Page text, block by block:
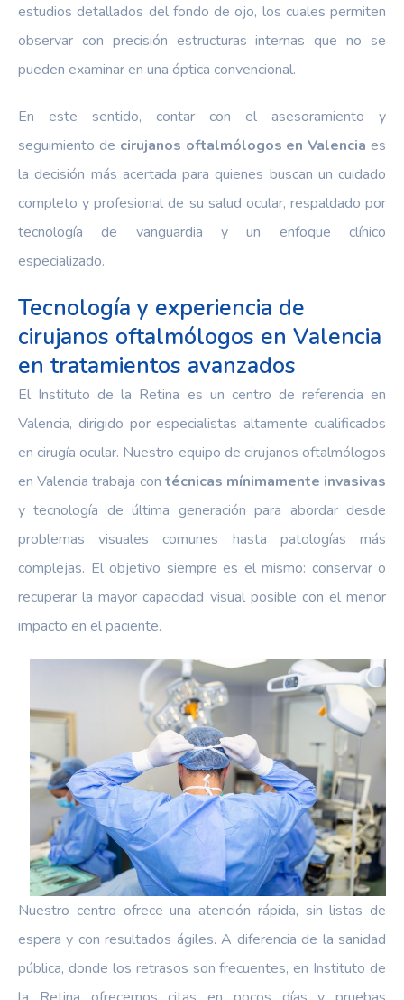
estudios detallados del fondo de ojo, los cuales permiten
observar con precisión estructuras internas que no se
pueden examinar en una óptica convencional.
En este sentido, contar con el asesoramiento y
seguimiento de cirujanos oftalmólogos en Valencia es
la decisión más acertada para quienes buscan un cuidado
completo y profesional de su salud ocular, respaldado por
tecnología de vanguardia y un enfoque clínico
especializado.
Tecnología y experiencia de
cirujanos oftalmólogos en Valencia
en tratamientos avanzados
El Instituto de la Retina es un centro de referencia en
Valencia, dirigido por especialistas altamente cualificados
en cirugía ocular. Nuestro equipo de cirujanos oftalmólogos
en Valencia trabaja con técnicas mínimamente invasivas
y tecnología de última generación para abordar desde
problemas visuales comunes hasta patologías más
complejas. El objetivo siempre es el mismo: conservar o
recuperar la mayor capacidad visual posible con el menor
impacto en el paciente.
Nuestro centro ofrece una atención rápida, sin listas de
espera y con resultados ágiles. A diferencia de la sanidad
pública, donde los retrasos son frecuentes, en Instituto de